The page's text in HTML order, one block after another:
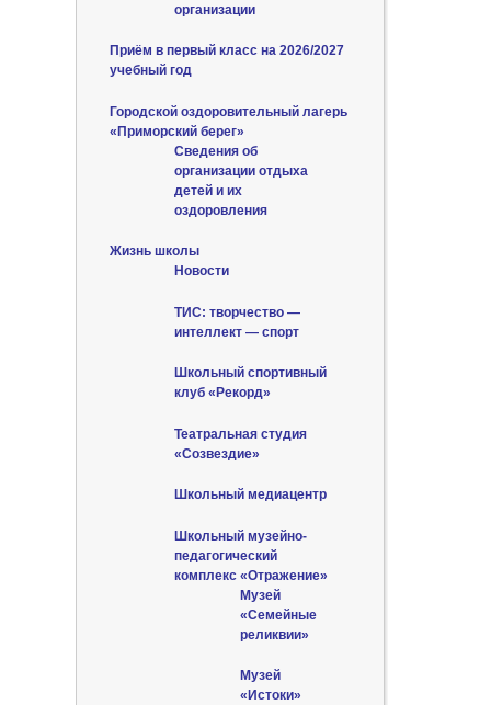
организации
Приём в первый класс на 2026/2027
учебный год
Городской оздоровительный лагерь
«Приморский берег»
Сведения об
организации отдыха
детей и их
оздоровления
Жизнь школы
Новости
ТИС: творчество —
интеллект — спорт
Школьный спортивный
клуб «Рекорд»
Театральная студия
«Созвездие»
Школьный медиацентр
Школьный музейно-
педагогический
комплекс «Отражение»
Музей
«Семейные
реликвии»
Музей
«Истоки»